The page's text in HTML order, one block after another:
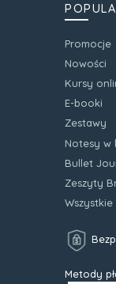
Promocje
Nowości
Kursy
E-booki
Zestawy
Notesy w
Bullet
Zeszyty
Metody